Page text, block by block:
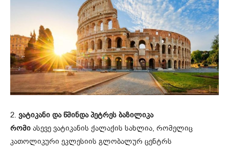
2. ვატიკანი და წმინდა პეტრეს ბაზილიკა
რომი ასევე ვატიკანის ქალაქის სახლია, რომელიც
კათოლიკური ეკლესიის გლობალურ ცენტრს